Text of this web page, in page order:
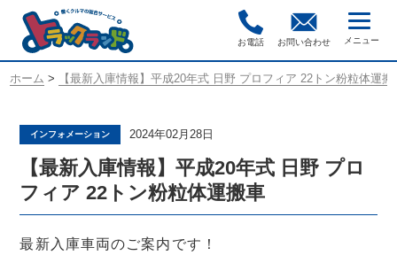
お電話 お問い合わせ
ホーム > 【最新入庫情報】平成20年式 日野 プロフィア 22トン粉粒体運搬
インフォメーション 2024年02月28日
【最新入庫情報】平成20年式 日野 プロ
フィア 22トン粉粒体運搬車
最新入庫車両のご案内です！